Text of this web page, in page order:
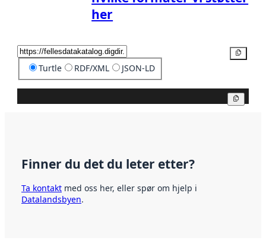
her
Turtle RDF/XML JSON-LD
Finner du det du leter etter?
Ta kontakt med oss her, eller spør om hjelp i
Datalandsbyen.